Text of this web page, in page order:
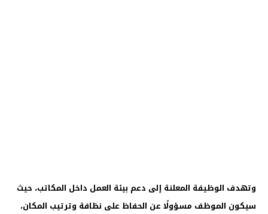
وتهدف الوظيفة المعلنة إلى دعم بيئة العمل داخل المكاتب، حيث
سيكون الموظف مسؤولًا عن الحفاظ على نظافة وترتيب المكان،